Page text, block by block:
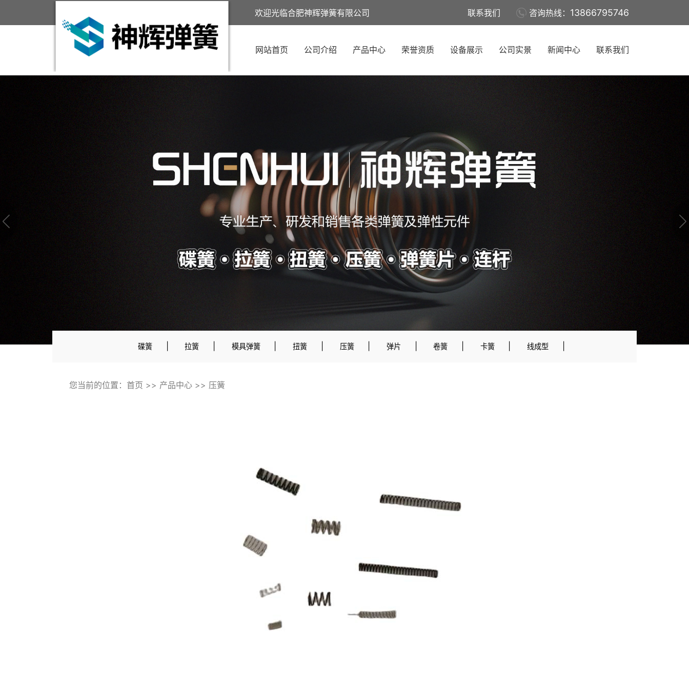
欢迎光临合肥神辉弹簧有限公司 联系我们 咨询热线： 13866795746
网站首页 公司介绍 产品中心 荣誉资质 设备展示 公司实景 新闻中心 联系我们
碟簧 拉簧 模具弹簧 扭簧 压簧 弹片 卷簧 卡簧 线成型
您当前的位置： 首页 >> 产品中心>> 压簧